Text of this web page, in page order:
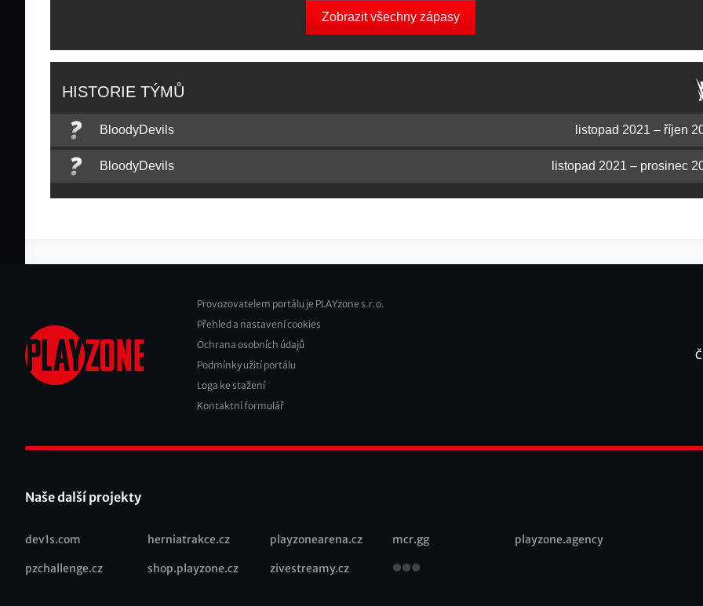
Zobrazit všechny zápasy
HISTORIE TÝMŮ
BloodyDevils listopad 2021 – říjen
BloodyDevils listopad 2021 – prosinec
Footer
2
Provozovatelem portálu je PLAYzone s.r.o.
Přehled a nastavení cookies
Ochrana osobních údajů
Podmínky užití portálu
Loga ke stažení
Kontaktní formulář
Naše další projekty
Recommended
dev1s.com herniatrakce.cz playzonearena.cz mcr.gg playzone.agency
pzchallenge.cz shop.playzone.cz zivestreamy.cz